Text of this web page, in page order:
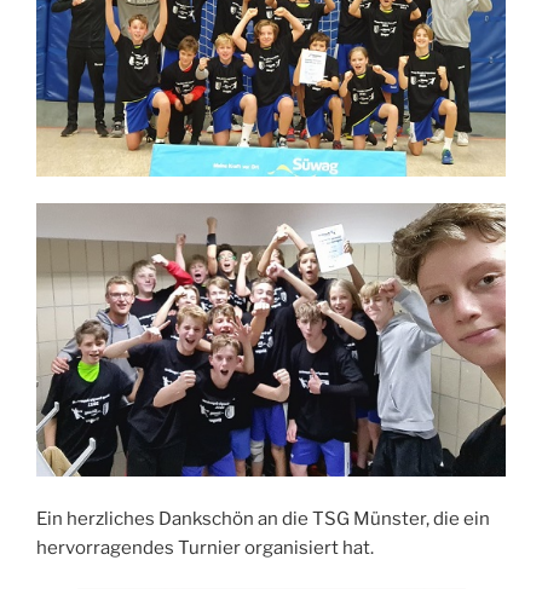
Ein herzliches Dankschön an die TSG Münster, die ein
hervorragendes Turnier organisiert hat.